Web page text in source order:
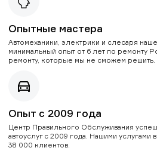
Опытные мастера
Автомеханики, электрики и слесаря
минимальный опыт от 6 лет по ремонту
ремонту, которые мы не сможем решить.
Опыт с 2009 года
Центр Правильного Обслуживания
автоуслуг с 2009 года. Нашими услугами
38 000 клиентов.